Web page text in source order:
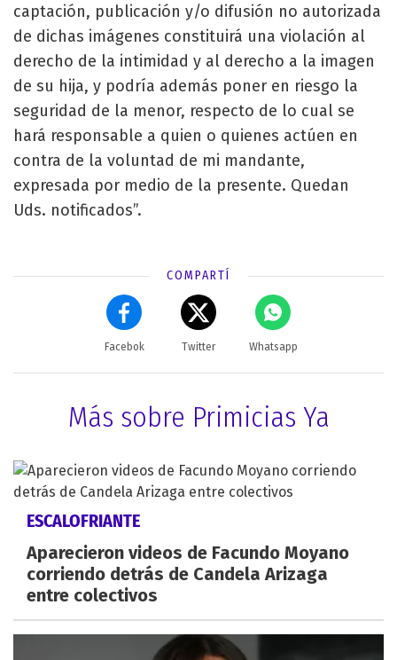
captación, publicación y/o difusión no autorizada
de dichas imágenes constituirá una violación al
derecho de la intimidad y al derecho a la imagen
de su hija, y podría además poner en riesgo la
seguridad de la menor, respecto de lo cual se
hará responsable a quien o quienes actúen en
contra de la voluntad de mi mandante,
expresada por medio de la presente. Quedan
Uds. notificados”.
COMPARTÍ
Facebok Twitter Whatsapp
Más sobre Primicias Ya
ESCALOFRIANTE
Aparecieron videos de Facundo Moyano
corriendo detrás de Candela Arizaga
entre colectivos